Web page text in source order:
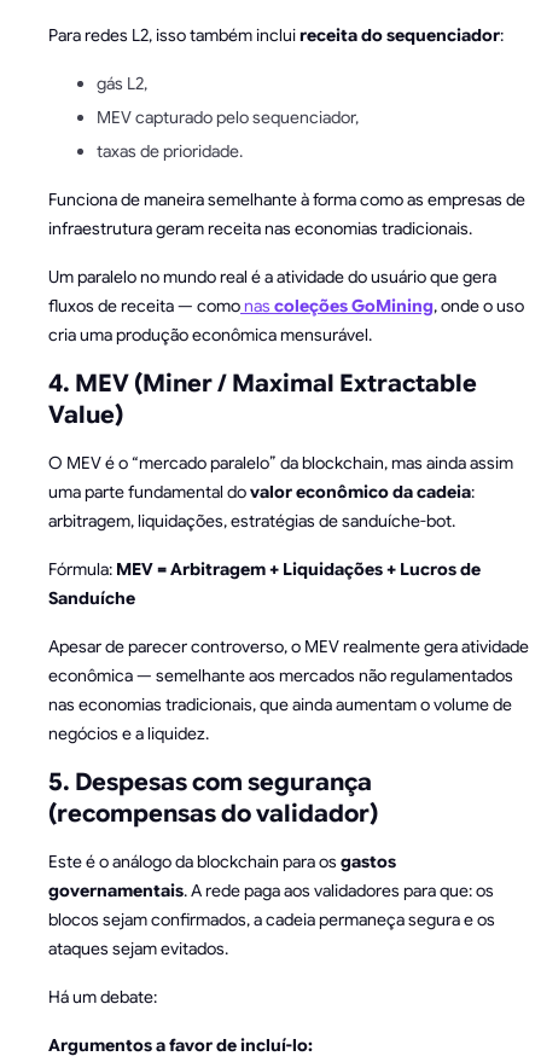
Para redes L2, isso também incluireceita do sequenciador:
gás L2,
MEV capturado pelo sequenciador,
taxas de prioridade.
Funciona de maneira semelhante à forma como as empresas de
infraestrutura geram receita nas economias tradicionais.
Um paralelo no mundo real é a atividade do usuário que gera
fluxos de receita — comonas coleções GoMining, onde o uso
cria uma produção econômica mensurável.
4. MEV (Miner / Maximal Extractable
Value)
O MEV é o “mercado paralelo” da blockchain, mas ainda assim
uma parte fundamental dovalor econômico da cadeia:
arbitragem, liquidações, estratégias de sanduíche-bot.
Fórmula: MEV = Arbitragem + Liquidações + Lucros de
Sanduíche
Apesar de parecer controverso, o MEV realmente gera atividade
econômica — semelhante aos mercados não regulamentados
nas economias tradicionais, que ainda aumentam o volume de
negócios e a liquidez.
5. Despesas com segurança
(recompensas do validador)
Este é o análogo da blockchain para os gastos
governamentais. A rede paga aos validadores para que: os
blocos sejam confirmados, a cadeia permaneça segura e os
ataques sejam evitados.
Há um debate:
Argumentos a favor de incluí-lo: